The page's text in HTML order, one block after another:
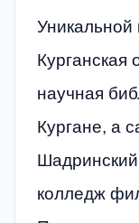
Уникальной
Курганская
научная
Кургане, а
колледж